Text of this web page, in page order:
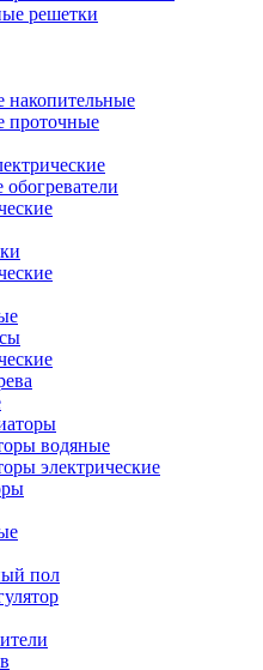
решетки
накопительные
проточные
водяные
электрические
пол